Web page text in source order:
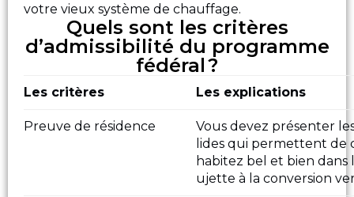
votre vieux système de chauffage.
Quels sont les critères
d’admissibilité du programme
fédéral ?
Les critères Les explications
Preuve de résidence
Vous devez présenter
lides qui permettent de
habitez bel et bien dans
ujette à la conversion